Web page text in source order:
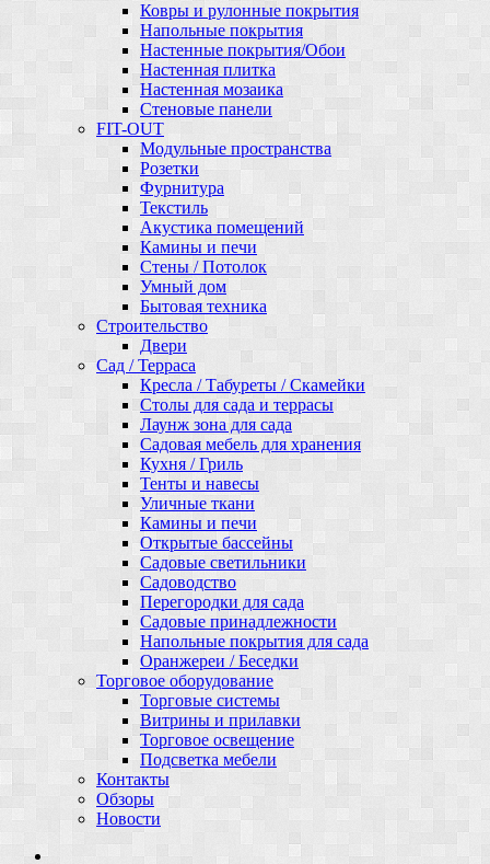
Ковры и рулонные покрытия
Напольные покрытия
Настенные покрытия/Обои
Настенная плитка
Настенная мозаика
Стеновые панели
FIT-OUT
Модульные пространства
Розетки
Фурнитура
Текстиль
Акустика помещений
Камины и печи
Стены / Потолок
Умный дом
Бытовая техника
Строительство
Двери
Сад / Терраса
Кресла / Табуреты / Скамейки
Столы для сада и террасы
Лаунж зона для сада
Садовая мебель для хранения
Кухня / Гриль
Тенты и навесы
Уличные ткани
Камины и печи
Открытые бассейны
Садовые светильники
Садоводство
Перегородки для сада
Садовые принадлежности
Напольные покрытия для сада
Оранжереи / Беседки
Торговое оборудование
Торговые системы
Витрины и прилавки
Торговое освещение
Подсветка мебели
Контакты
Обзоры
Новости